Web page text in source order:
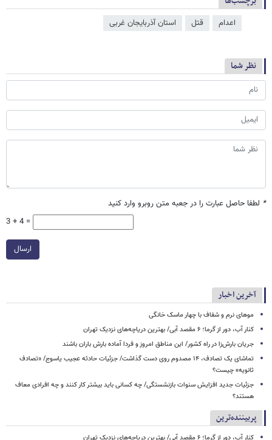
اعدام قتل استان آذربایجان غربی
نظر شما
* لطفا حاصل عبارت را در جعبه متن روبرو وارد کنید
3 + 4 =
ارسال
آخرین اخبار
موهای نرم و شفاف با چهار ماسک خانگی
کنار آب، دور از گرما؛ ۶ مقصد آبی/ بهترین دریاچه‌های نزدیک تهران
جریان بارش‌زا در راه کشور/ این مناطق امروز و فردا آماده بارش باران باشند
تماشای یک تصادف، ۱۴ مصدوم روی دست گذاشت/ جزئیات حادثه عجیب یاسوج/ «تصادف
ثانویه» چیست؟
جزئیات جدید افزایش سنوات بازنشستگی/ چه کسانی باید بیشتر کار کنند و چه افرادی معاف
هستند؟
پربیننده‌ترین
کنار آب، دور از گرما؛ ۶ مقصد آبی/ بهترین دریاچه‌های نزدیک تهران